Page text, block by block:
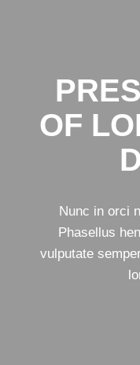
OF
Nunc in orci
Phasellus
vulputate